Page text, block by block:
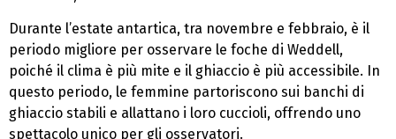
Durante l’estate antartica, tra novembre e febbraio, è il
periodo migliore per osservare le foche di Weddell,
poiché il clima è più mite e il ghiaccio è più accessibile. In
questo periodo, le femmine partoriscono sui banchi di
ghiaccio stabili e allattano i loro cuccioli, offrendo uno
spettacolo unico per gli osservatori.